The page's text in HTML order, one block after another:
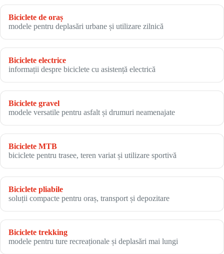
Biciclete de oraș
modele pentru deplasări urbane și utilizare zilnică
Biciclete electrice
informații despre biciclete cu asistență electrică
Biciclete gravel
modele versatile pentru asfalt și drumuri neamenajate
Biciclete MTB
biciclete pentru trasee, teren variat și utilizare sportivă
Biciclete pliabile
soluții compacte pentru oraș, transport și depozitare
Biciclete trekking
modele pentru ture recreaționale și deplasări mai lungi